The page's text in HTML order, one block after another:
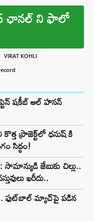
ఛానల్ ని ఫాలో
VIRAT KOHLI
షకీబ్ అల్ హసన్
ప్రాజెక్ట్‌లో ధనుష్ కి
సిద్ధం!
జేబుకు చిల్లు..
ఖరీదు..
ఫుట్‌బాల్ మ్యాచ్‌పై పడిన